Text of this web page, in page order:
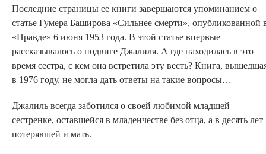
Последние страницы ее книги завершаются упоминанием о
статье Гумера Баширова «Сильнее смерти», опубликованной
«Правде» 6 июня 1953 года. В этой статье впервые
рассказывалось о подвиге Джалиля. А где находилась в это
время сестра, с кем она встретила эту весть? Книга,
в 1976 году, не могла дать ответы на такие вопросы…
Джалиль всегда заботился о своей любимой младшей
сестренке, оставшейся в младенчестве без отца, а в десять лет
потерявшей и мать.